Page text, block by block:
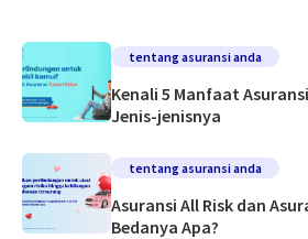
tentang asuransi anda
Kenali 5 Manfaat
Jenis-jenisnya
tentang asuransi anda
Asuransi All Risk dan
Bedanya Apa?